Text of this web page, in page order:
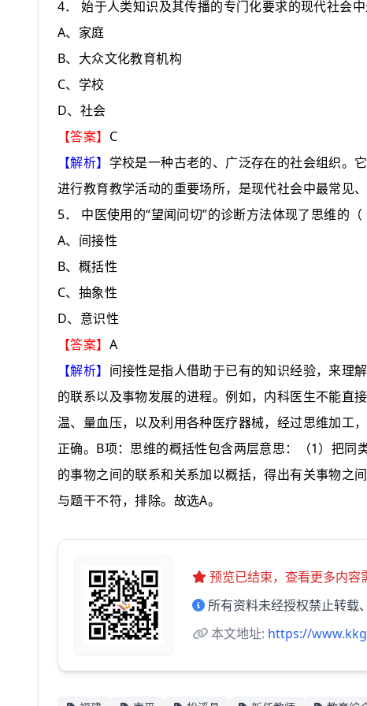
4． 始于人类知识及其传播的专门化要求的现代社会
A、家庭
B、大众文化教育机构
C、学校
D、社会
【答案】 C
【解析】 学校是一种古老的、广泛存在的社会组织。
进行教育教学活动的重要场所，是现代社会中最常见
5． 中医使用的“望闻问切”的诊断方法体现了思维的 （
A、间接性
B、概括性
C、抽象性
D、意识性
【答案】 A
【解析】 间接性是指人借助于已有的知识经验，来理
的联系以及事物发展的进程。例如，内科医生不能直
温、量血压，以及利用各种医疗器械，经过思维加工
正确。 B项：思维的概括性包含两层意思：（1 ）把同
的事物之间的联系和关系加以概括，得出有关事物之
与题干不符，排除。故选A。
预览已结束，查看更多内容
所有资料未经授权禁止转载
本文地址: https://